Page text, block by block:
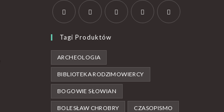
Tagi Produktów
ARCHEOLOGIA
BIBLIOTEKA RODZIMOWIERCY
BOGOWIE SŁOWIAN
BOLESŁAW CHROBRY CZASOPISMO